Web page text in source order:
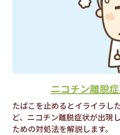
ニコチン離脱
たばこを止めるとイライラし
ど、ニコチン離脱症状が出現
ための対処法を解説します。